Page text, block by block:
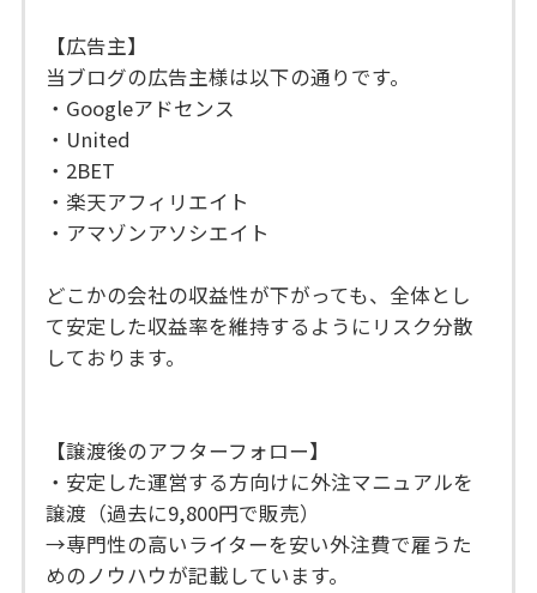
【広告主】
当ブログの広告主様は以下の通りです。
・Googleアドセンス
・United
・2BET
・楽天アフィリエイト
・アマゾンアソシエイト
どこかの会社の収益性が下がっても、全体とし
て安定した収益率を維持するようにリスク分散
しております。
【譲渡後のアフターフォロー】
・安定した運営する方向けに外注マニュアルを
譲渡（過去に9,800円で販売）
→専門性の高いライターを安い外注費で雇うた
めのノウハウが記載しています。